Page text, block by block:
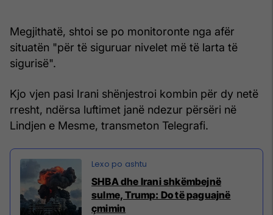
Megjithatë, shtoi se po monitoronte nga afër
situatën "për të siguruar nivelet më të larta të
sigurisë".
Kjo vjen pasi Irani shënjestroi kombin për dy netë
rresht, ndërsa luftimet janë ndezur përsëri në
Lindjen e Mesme, transmeton Telegrafi.
SHBA dhe Irani shkëmbejnë
sulme, Trump: Do të paguajnë
çmimin